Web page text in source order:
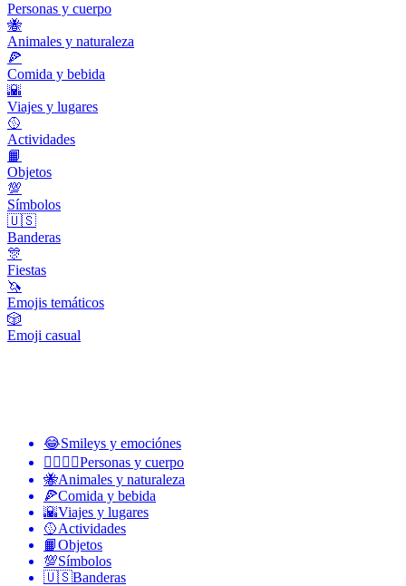
Personas y cuerpo
🐝
Animales y naturaleza
🍕
Comida y bebida
🌇
Viajes y lugares
🥎
Actividades
📙
Objetos
💯
Símbolos
🇺🇸
Banderas
🎊
Fiestas
🦄
Emojis temáticos
🎲
Emoji casual
😂Smileys y emociónes
👩‍❤️‍💋‍👨Personas y cuerpo
🐝Animales y naturaleza
🍕Comida y bebida
🌇Viajes y lugares
🥎Actividades
📙Objetos
💯Símbolos
🇺🇸Banderas